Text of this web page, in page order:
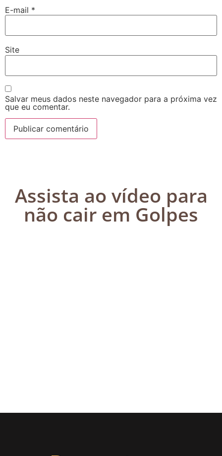
E-mail *
Site
Salvar meus dados neste navegador para a próxima vez
que eu comentar.
Assista ao vídeo para
não cair em Golpes